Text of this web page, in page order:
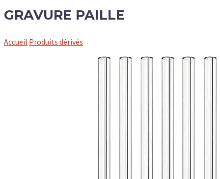
GRAVURE PAILLE
Accueil Produits dérivés